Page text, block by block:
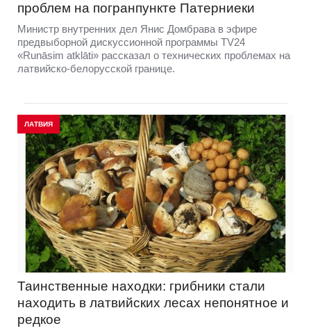
проблем на погранпункте Патерниеки
Министр внутренних дел Янис Домбрава в эфире
предвыборной дискуссионной программы TV24
«Runāsim atklāti» рассказал о технических проблемах на
латвийско-белорусской границе.
ЛАТВИЯ
Таинственные находки: грибники стали
находить в латвийских лесах непонятное и
редкое